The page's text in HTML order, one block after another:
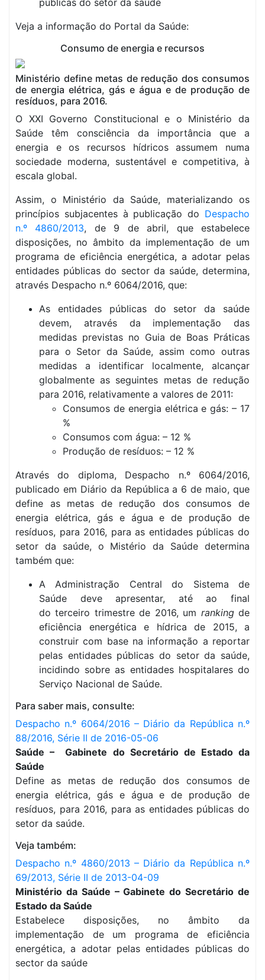
públicas do setor da saúde
Veja a informação do Portal da Saúde:
Consumo de energia e recursos
Ministério define metas de redução dos consumos
de energia elétrica, gás e água e de produção de
resíduos, para 2016.
O XXI Governo Constitucional e o Ministério da
Saúde têm consciência da importância que a
energia e os recursos hídricos assumem numa
sociedade moderna, sustentável e competitiva, à
escala global.
Assim, o Ministério da Saúde, materializando os
princípios subjacentes à publicação do Despacho
n.º 4860/2013, de 9 de abril, que estabelece
disposições, no âmbito da implementação de um
programa de eficiência energética, a adotar pelas
entidades públicas do sector da saúde, determina,
através Despacho n.º 6064/2016, que:
As entidades públicas do setor da saúde
devem, através da implementação das
medidas previstas no Guia de Boas Práticas
para o Setor da Saúde, assim como outras
medidas a identificar localmente, alcançar
globalmente as seguintes metas de redução
para 2016, relativamente a valores de 2011:
Consumos de energia elétrica e gás: – 17
%
Consumos com água: – 12 %
Produção de resíduos: – 12 %
Através do diploma, Despacho n.º 6064/2016,
publicado em Diário da República a 6 de maio, que
define as metas de redução dos consumos de
energia elétrica, gás e água e de produção de
resíduos, para 2016, para as entidades públicas do
setor da saúde, o Mistério da Saúde determina
também que:
A Administração Central do Sistema de
Saúde deve apresentar, até ao final
do terceiro trimestre de 2016, um rankingde
eficiência energética e hídrica de 2015, a
construir com base na informação a reportar
pelas entidades públicas do setor da saúde,
incidindo sobre as entidades hospitalares do
Serviço Nacional de Saúde.
Para saber mais, consulte:
Despacho n.º 6064/2016 – Diário da República n.º
88/2016, Série II de 2016-05-06
Saúde – Gabinete do Secretário de Estado da
Saúde
Define as metas de redução dos consumos de
energia elétrica, gás e água e de produção de
resíduos, para 2016, para as entidades públicas do
setor da saúde.
Veja também:
Despacho n.º 4860/2013 – Diário da República n.º
69/2013, Série II de 2013-04-09
Ministério da Saúde – Gabinete do Secretário de
Estado da Saúde
Estabelece disposições, no âmbito da
implementação de um programa de eficiência
energética, a adotar pelas entidades públicas do
sector da saúde